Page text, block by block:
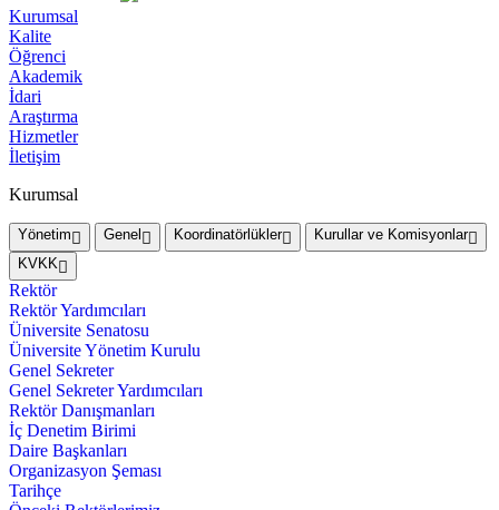
Kurumsal
Kalite
Öğrenci
Akademik
İdari
Araştırma
Hizmetler
İletişim
Kurumsal
Yönetim Genel Koordinatörlükler
Kurullar ve Komisyonlar
KVKK
Rektör
Rektör Yardımcıları
Üniversite Senatosu
Üniversite Yönetim Kurulu
Genel Sekreter
Genel Sekreter Yardımcıları
Rektör Danışmanları
İç Denetim Birimi
Daire Başkanları
Organizasyon Şeması
Tarihçe